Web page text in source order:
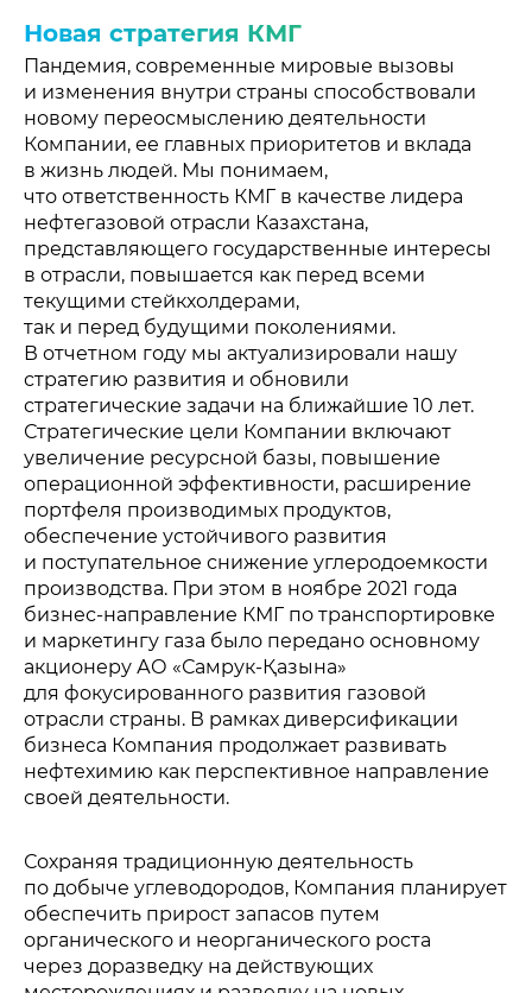
Новая стратегия КМГ
Пандемия, современные мировые вызовы
и изменения внутри страны способствовали
новому переосмыслению деятельности
Компании, ее главных приоритетов и вклада
в жизнь людей. Мы понимаем,
что ответственность КМГ в качестве лидера
нефтегазовой отрасли Казахстана,
представляющего государственные интересы
в отрасли, повышается как перед всеми
текущими стейкхолдерами,
так и перед будущими поколениями.
В отчетном году мы актуализировали нашу
стратегию развития и обновили
стратегические задачи на ближайшие 10 лет.
Стратегические цели Компании включают
увеличение ресурсной базы, повышение
операционной эффективности, расширение
портфеля производимых продуктов,
обеспечение устойчивого развития
и поступательное снижение углеродоемкости
производства. При этом в ноябре 2021 года
бизнес-направление КМГ по транспортировке
и маркетингу газа было передано основному
акционеру АО «Самрук-Қазына»
для фокусированного развития газовой
отрасли страны. В рамках диверсификации
бизнеса Компания продолжает развивать
нефтехимию как перспективное направление
своей деятельности.
Сохраняя традиционную деятельность
по добыче углеводородов, Компания планирует
обеспечить прирост запасов путем
органического и неорганического роста
через доразведку на действующих